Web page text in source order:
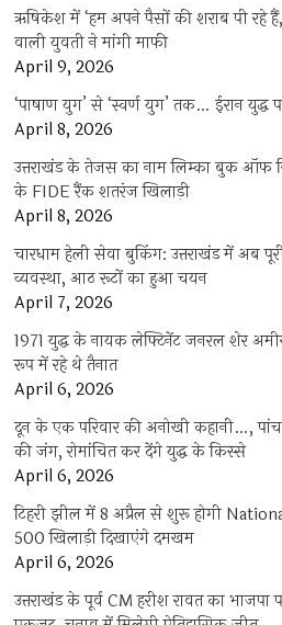
ऋषिकेश में ‘हम अपने पैसों की शराब पी रहे
वाली युवती ने मांगी माफी
April 9, 2026
‘पाषाण युग’ से ‘स्वर्ण युग’ तक… ईरान युद्ध
April 8, 2026
उत्तराखंड के तेजस का नाम लिम्का बुक ऑफ
के FIDE रैंक शतरंज खिलाड़ी
April 8, 2026
चारधाम हेली सेवा बुकिंग: उत्तराखंड में अब
व्यवस्था, आठ रूटों का हुआ चयन
April 7, 2026
1971 युद्ध के नायक लेफ्टिनेंट जनरल शेर
रूप में रहे थे तैनात
April 6, 2026
दून के एक परिवार की अनोखी कहानी…,
की जंग, रोमांचित कर देंगे युद्ध के किस्से
April 6, 2026
टिहरी झील में 8 अप्रैल से शुरू होगी
500 खिलाड़ी दिखाएंगे दमखम
April 6, 2026
उत्तराखंड के पूर्व CM हरीश रावत का